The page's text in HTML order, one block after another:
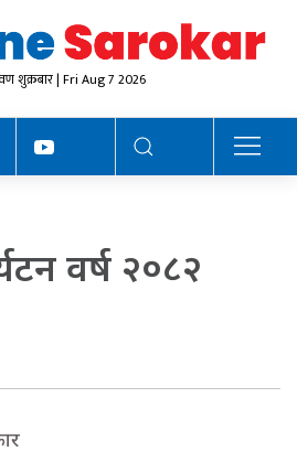
शुक्रबार | Fri Aug 7 2026
वर्ष २०८२